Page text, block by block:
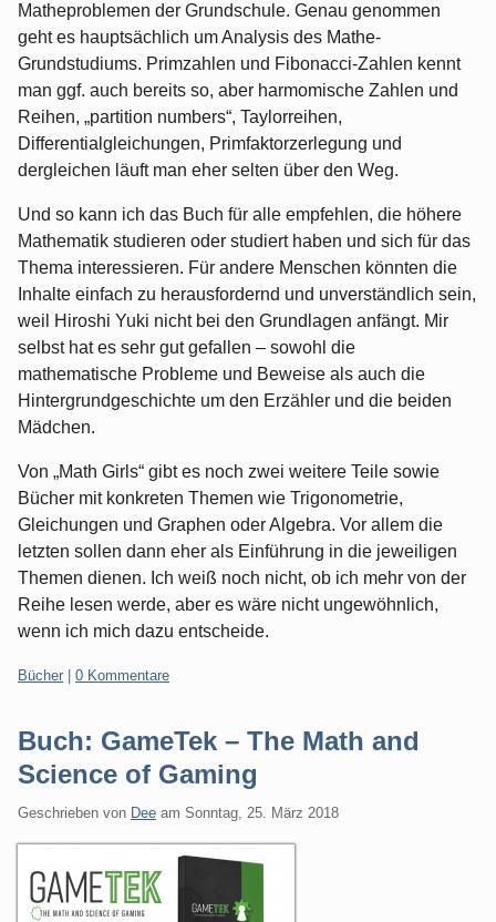
Matheproblemen der Grundschule. Genau genommen
geht es hauptsächlich um Analysis des Mathe-
Grundstudiums. Primzahlen und Fibonacci-Zahlen kennt
man ggf. auch bereits so, aber harmomische Zahlen und
Reihen, „partition numbers“, Taylorreihen,
Differentialgleichungen, Primfaktorzerlegung und
dergleichen läuft man eher selten über den Weg.
Und so kann ich das Buch für alle empfehlen, die höhere
Mathematik studieren oder studiert haben und sich für das
Thema interessieren. Für andere Menschen könnten die
Inhalte einfach zu herausfordernd und unverständlich sein,
weil Hiroshi Yuki nicht bei den Grundlagen anfängt. Mir
selbst hat es sehr gut gefallen – sowohl die
mathematische Probleme und Beweise als auch die
Hintergrundgeschichte um den Erzähler und die beiden
Mädchen.
Von „Math Girls“ gibt es noch zwei weitere Teile sowie
Bücher mit konkreten Themen wie Trigonometrie,
Gleichungen und Graphen oder Algebra. Vor allem die
letzten sollen dann eher als Einführung in die jeweiligen
Themen dienen. Ich weiß noch nicht, ob ich mehr von der
Reihe lesen werde, aber es wäre nicht ungewöhnlich,
wenn ich mich dazu entscheide.
Kategorien:
Bücher 0 Kommentare
Buch: GameTek – The Math and
Science of Gaming
Geschrieben von Dee am Sonntag, 25. März 2018